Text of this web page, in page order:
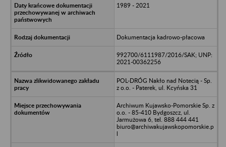
1989 - 2021
Dokumentacja kadrowo-płacowa
992700/6111987/2016/SAK; UNP:
2021-00362256
POL-DRÓG Nakło nad Notecią - Sp.
z o.o. - Paterek, ul. Kcyńska 31
Archiwum Kujawsko-Pomorskie Sp. z
o.o. - 85-410 Bydgoszcz, ul.
Jarmużowa 6, tel. 888 444 441
biuro@archiwakujawskopomorskie.p
l